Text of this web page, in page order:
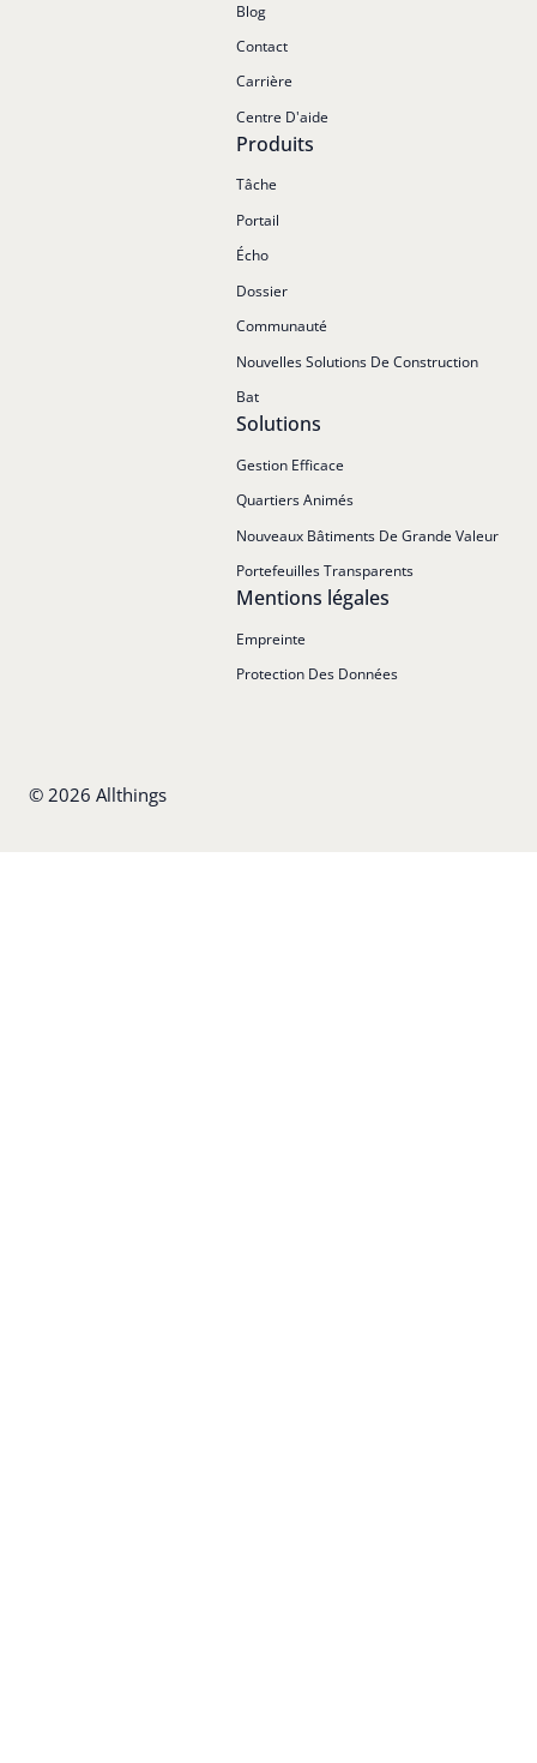
Blog
Contact
Carrière
Centre D'aide
Produits
Tâche
Portail
Écho
Dossier
Communauté
Nouvelles Solutions De Construction
Bat
Solutions
Gestion Efficace
Quartiers Animés
Nouveaux Bâtiments De Grande Valeur
Portefeuilles Transparents
Mentions légales
Empreinte
Protection Des Données
© 2026 Allthings